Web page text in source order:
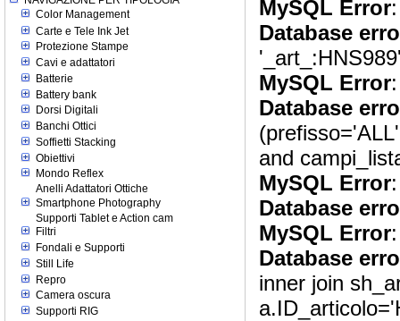
Color Management
Carte e Tele Ink Jet
Protezione Stampe
Cavi e adattatori
Batterie
Battery bank
Dorsi Digitali
Banchi Ottici
Soffietti Stacking
Obiettivi
Mondo Reflex
Anelli Adattatori Ottiche
Smartphone Photography
Supporti Tablet e Action cam
Filtri
Fondali e Supporti
Still Life
Repro
Camera oscura
Supporti RIG
MySQL Error
Database
MySQL Error
Database
and
MySQL Error
Database
MySQL Error
Database
inner join